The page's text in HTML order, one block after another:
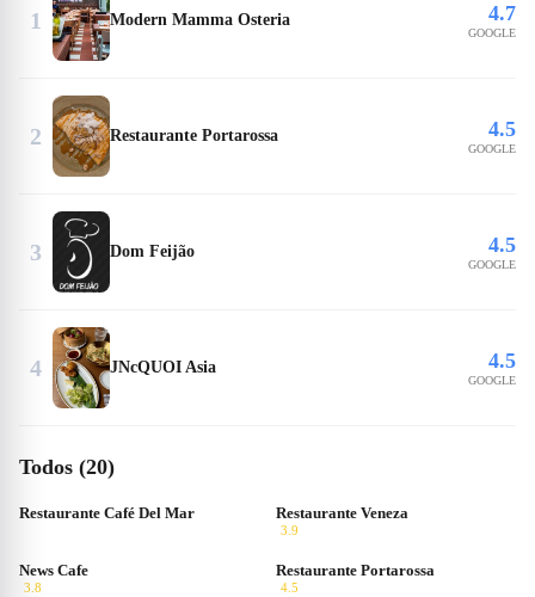
1 Modern Mamma Osteria 4.7
GOOGLE
2 Restaurante Portarossa 4.5
GOOGLE
3 Dom Feijão 4.5
GOOGLE
4 JNcQUOI Asia 4.5
GOOGLE
Todos (20)
Restaurante Café Del Mar Restaurante Veneza
3.9
News Cafe
3.8
Restaurante Portarossa
4.5